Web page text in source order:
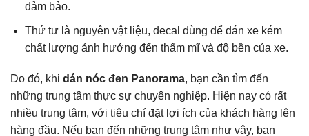
đảm bảo.
Thứ tư là nguyên vật liệu, decal dùng để dán xe kém
chất lượng ảnh hưởng đến thẩm mĩ và độ bền của xe.
Do đó, khi dán nóc đen Panorama, bạn cần tìm đến
những trung tâm thực sự chuyên nghiệp. Hiện nay có rất
nhiều trung tâm, với tiêu chí đặt lợi ích của khách hàng lên
hàng đầu. Nếu bạn đến những trung tâm như vậy, bạn